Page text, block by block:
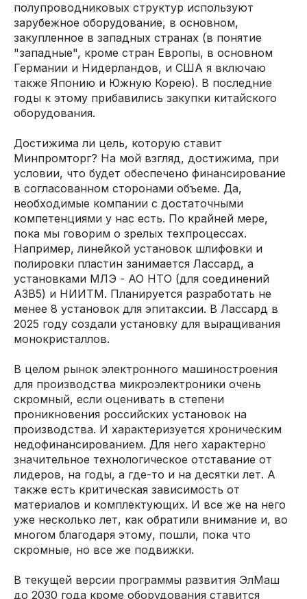
полупроводниковых структур используют
зарубежное оборудование, в основном,
закупленное в западных странах (в понятие
"западные", кроме стран Европы, в основном
Германии и Нидерландов, и США я включаю
также Японию и Южную Корею). В последние
годы к этому прибавились закупки китайского
оборудования.
Достижима ли цель, которую ставит
Минпромторг? На мой взгляд, достижима, при
условии, что будет обеспечено финансирование
в согласованном сторонами объеме. Да,
необходимые компании с достаточными
компетенциями у нас есть. По крайней мере,
пока мы говорим о зрелых техпроцессах.
Например, линейкой установок шлифовки и
полировки пластин занимается Лассард, а
установками МЛЭ - АО НТО (для соединений
A3B5) и НИИТМ. Планируется разработать не
менее 8 установок для эпитаксии. В Лассард в
2025 году создали установку для выращивания
монокристаллов.
В целом рынок электронного машиностроения
для производства микроэлектроники очень
скромный, если оценивать в степени
проникновения российских установок на
производства. И характеризуется хроническим
недофинансированием. Для него характерно
значительное технологическое отставание от
лидеров, на годы, а где-то и на десятки лет. А
также есть критическая зависимость от
материалов и комплектующих. И все же на него
уже несколько лет, как обратили внимание и, во
многом благодаря этому, пошли, пока что
скромные, но все же подвижки.
В текущей версии программы развития ЭлМаш
до 2030 года кроме оборудования ставится